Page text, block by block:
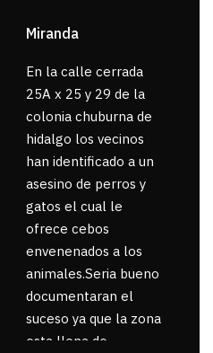
Miranda
En la calle cerrada
25A x 25 y 29 de la
colonia chuburna de
hidalgo los vecinos
han identificado a un
asesino de perros y
gatos el cual le
ofrece cebos
envenenados a los
animales.Seria bueno
documentaran el
suceso ya que la zona
esta llena de